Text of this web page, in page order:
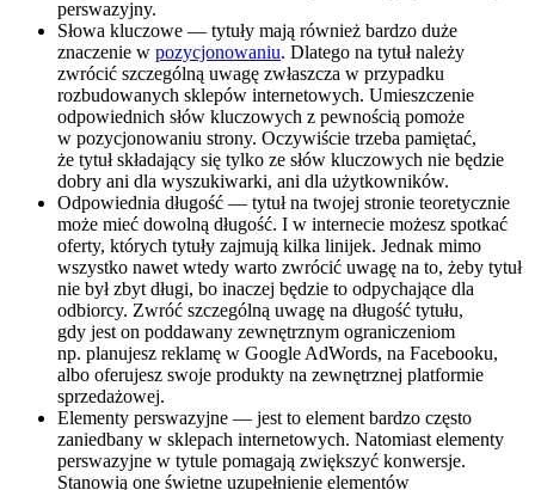
perswazyjny.
Słowa kluczowe — tytuły mają również bardzo duże
znaczenie w pozycjonowaniu. Dlatego na tytuł należy
zwrócić szczególną uwagę zwłaszcza w przypadku
rozbudowanych sklepów internetowych. Umieszczenie
odpowiednich słów kluczowych z pewnością pomoże
w pozycjonowaniu strony. Oczywiście trzeba pamiętać,
że tytuł składający się tylko ze słów kluczowych nie będzie
dobry ani dla wyszukiwarki, ani dla użytkowników.
Odpowiednia długość — tytuł na twojej stronie teoretycznie
może mieć dowolną długość. I w internecie możesz spotkać
oferty, których tytuły zajmują kilka linijek. Jednak mimo
wszystko nawet wtedy warto zwrócić uwagę na to, żeby tytuł
nie był zbyt długi, bo inaczej będzie to odpychające dla
odbiorcy. Zwróć szczególną uwagę na długość tytułu,
gdy jest on poddawany zewnętrznym ograniczeniom
np. planujesz reklamę w Google AdWords, na Facebooku,
albo oferujesz swoje produkty na zewnętrznej platformie
sprzedażowej.
Elementy perswazyjne — jest to element bardzo często
zaniedbany w sklepach internetowych. Natomiast elementy
perswazyjne w tytule pomagają zwiększyć konwersje.
Stanowią one świetne uzupełnienie elementów